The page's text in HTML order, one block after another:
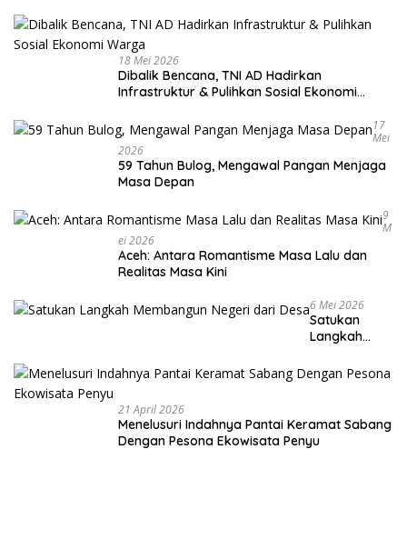
18 Mei 2026
Dibalik Bencana, TNI AD Hadirkan
Infrastruktur & Pulihkan Sosial Ekonomi
17
Mei
2026
59 Tahun Bulog, Mengawal Pangan Menjaga
Masa Depan
9
M
Ei 2026
Aceh: Antara Romantisme Masa Lalu dan
Realitas Masa Kini
6 Mei 2026
Satukan
Langkah
Negeri dari
Desa
21 April 2026
Menelusuri Indahnya Pantai Keramat Sabang
Dengan Pesona Ekowisata Penyu